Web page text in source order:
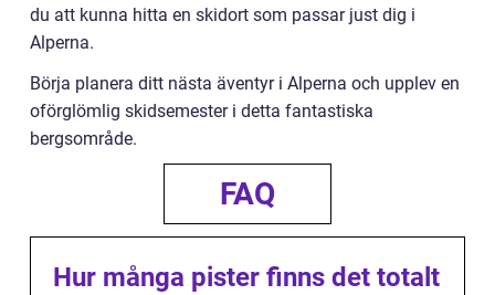
du att kunna hitta en skidort som passar just dig i
Alperna.
Börja planera ditt nästa äventyr i Alperna och upplev en
oförglömlig skidsemester i detta fantastiska
bergsområde.
FAQ
Hur många pister finns det totalt